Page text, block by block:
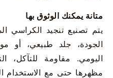
متانة يمكنك الوثوق بها
يتم تصنيع تنجيد الكراسي
الجودة، جلد طبيعي، أو
اليومي. مقاومة للتآكل،
مظهرها حتى مع الاستخدام